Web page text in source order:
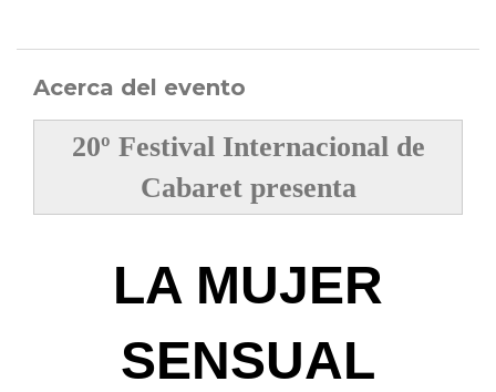
Acerca del evento
20º Festival Internacional de
Cabaret presenta
LA MUJER
SENSUAL